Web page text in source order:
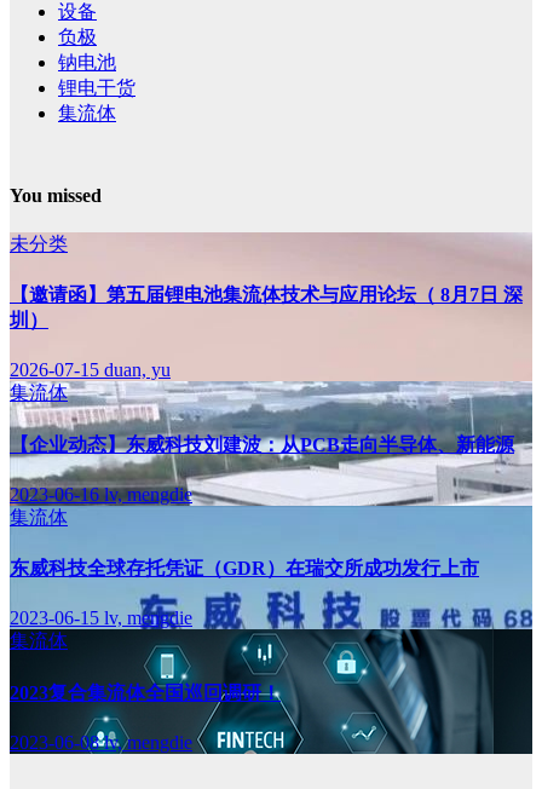
设备
负极
钠电池
锂电干货
集流体
You missed
未分类
【邀请函】第五届锂电池集流体技术与应用论坛（ 8月7日 深
圳）
2026-07-15 duan, yu
集流体
【企业动态】东威科技刘建波：从PCB走向半导体、新能源
2023-06-16lv, mengdie
集流体
东威科技全球存托凭证（GDR）在瑞交所成功发行上市
2023-06-15 lv, mengdie
集流体
2023复合集流体全国巡回调研！
2023-06-08lv, mengdie